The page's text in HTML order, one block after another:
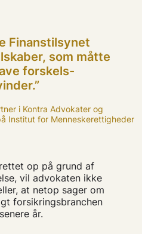
Finanstilsynet
som måtte
forskels-
i Kontra Advokater og
Institut for Menneskerettigheder
op på grund af
vil advokaten ikke
at netop sager om
forsikringsbranchen
år.